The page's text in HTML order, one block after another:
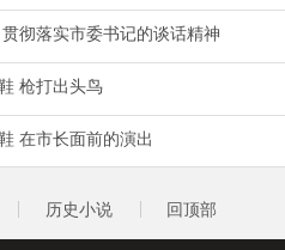
彻落实市委书记的谈话精神
枪打出头鸟
在市长面前的演出
历史小说 回顶部